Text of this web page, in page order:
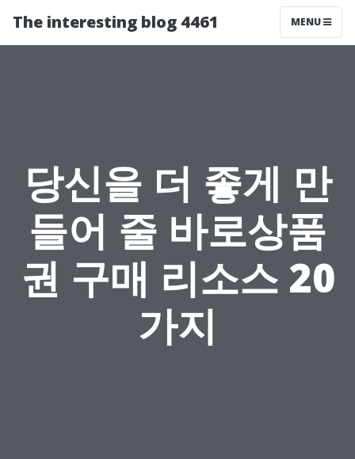
The interesting blog 4461 MENU
당신을 더 좋게 만
들어 줄 바로상품
권 구매 리소스 20
가지